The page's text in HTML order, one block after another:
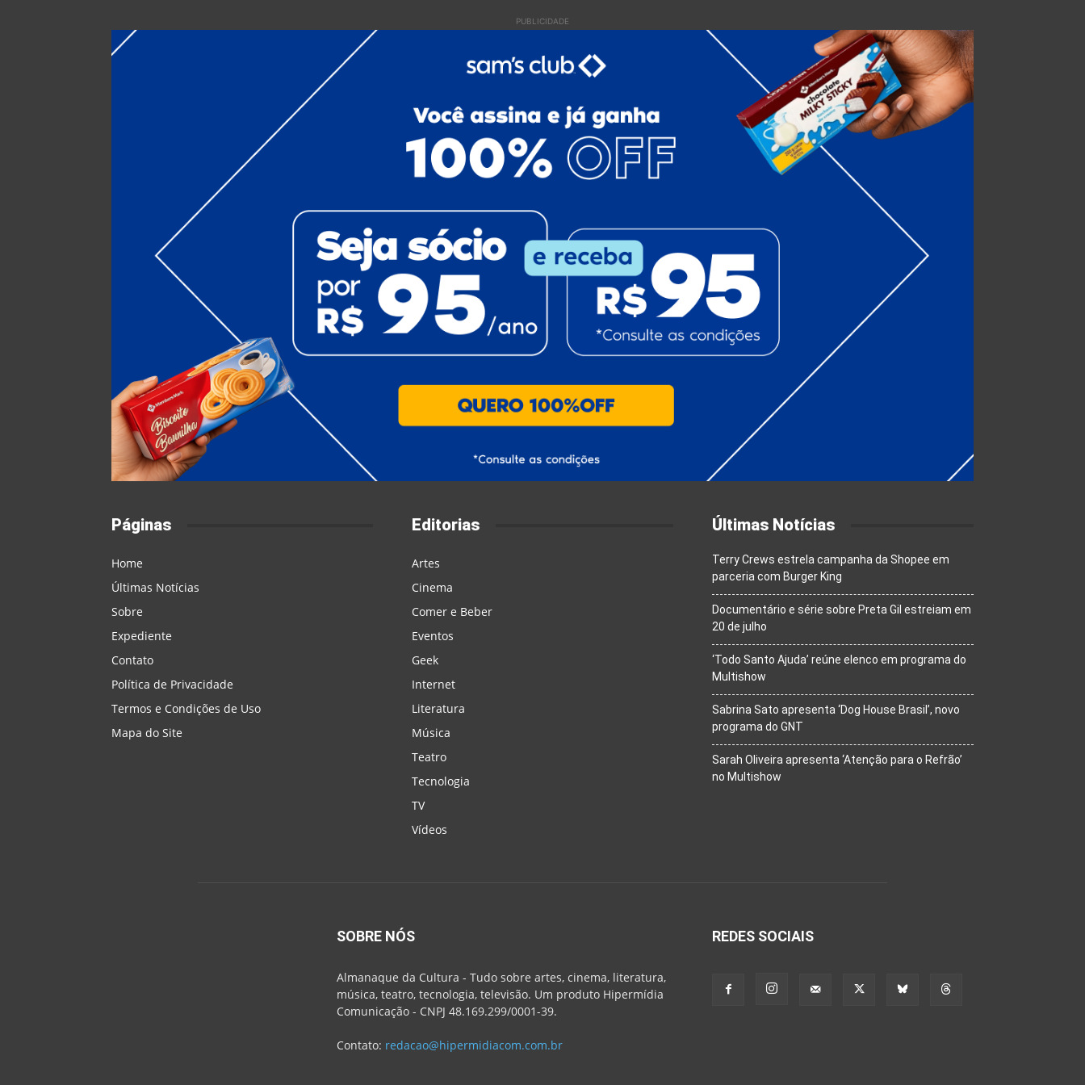
PUBLICIDADE
Páginas
Home
Últimas Notícias
Sobre
Expediente
Contato
Política de Privacidade
Termos e Condições de Uso
Mapa do Site
Editorias
Artes
Cinema
Comer e Beber
Eventos
Geek
Internet
Literatura
Música
Teatro
Tecnologia
TV
Vídeos
Últimas Notícias
Terry Crews estrela campanha da Shopee em
parceria com Burger King
Documentário e série sobre Preta Gil estreiam em
20 de julho
‘Todo Santo Ajuda’ reúne elenco em programa do
Multishow
Sabrina Sato apresenta ‘Dog House Brasil’, novo
programa do GNT
Sarah Oliveira apresenta ‘Atenção para o Refrão’
no Multishow
SOBRE NÓS
Almanaque da Cultura - Tudo sobre artes, cinema, literatura,
música, teatro, tecnologia, televisão. Um produto Hipermídia
Comunicação - CNPJ 48.169.299/0001-39.
Contato: redacao@hipermidiacom.com.br
REDES SOCIAIS